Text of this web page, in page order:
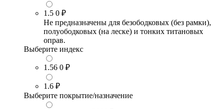
1.5 0 ₽
Не предназначены для безободковых (без рамки),
полуободковых (на леске) и тонких титановых
оправ.
Выберите индекс
1.56 0 ₽
1.6 ₽
Выберите покрытие/назначение